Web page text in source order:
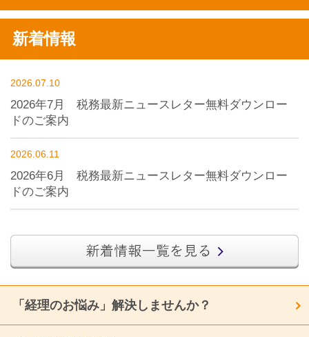
新着情報
2026.07.10
2026年7月 税務最新ニュースレター無料ダウンロー
ドのご案内
2026.06.11
2026年6月 税務最新ニュースレター無料ダウンロー
ドのご案内
「経理のお悩み」解決しませんか？